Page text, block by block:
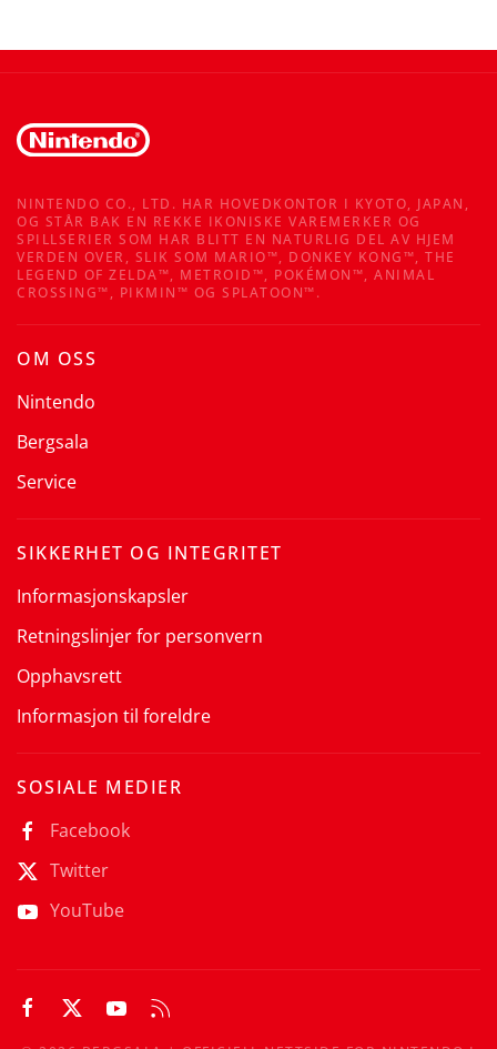
NINTENDO CO., LTD. HAR HOVEDKONTOR I KYOTO, JAPAN,
OG STÅR BAK EN REKKE IKONISKE VAREMERKER OG
SPILLSERIER SOM HAR BLITT EN NATURLIG DEL AV HJEM
VERDEN OVER, SLIK SOM MARIO™, DONKEY KONG™, THE
LEGEND OF ZELDA™, METROID™, POKÉMON™, ANIMAL
CROSSING™, PIKMIN™ OG SPLATOON™.
OM OSS
Nintendo
Bergsala
Service
SIKKERHET OG INTEGRITET
Informasjonskapsler
Retningslinjer for personvern
Opphavsrett
Informasjon til foreldre
SOSIALE MEDIER
Facebook
Twitter
YouTube